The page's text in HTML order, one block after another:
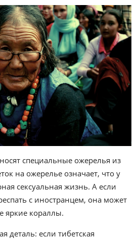
специальные ожерелья из
на ожерелье означает, что у
сексуальная жизнь. А если
с иностранцем, она может
яркие кораллы.
деталь: если тибетская